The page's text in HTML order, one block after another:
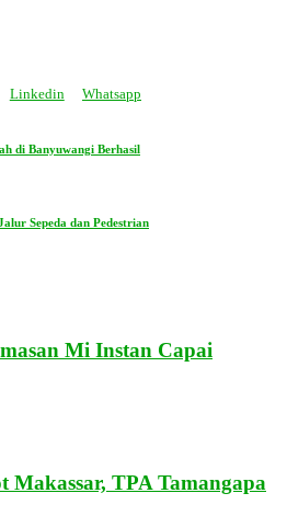
Linkedin Whatsapp
di Banyuwangi Berhasil
Sepeda dan Pedestrian
Mi Instan Capai
Makassar, TPA Tamangapa